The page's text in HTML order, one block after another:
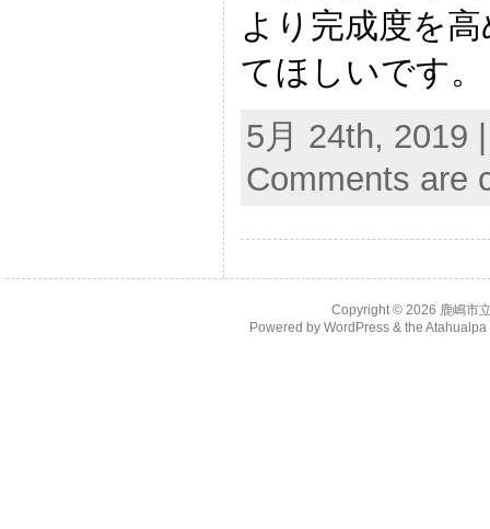
より完成度を
てほしいです。
5月 24th, 2019
Comments are
Copyright © 2026 鹿嶋市
Powered by WordPress& the Atahualpa